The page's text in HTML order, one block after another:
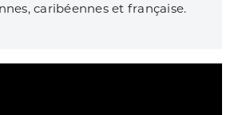
caribéennes et française.